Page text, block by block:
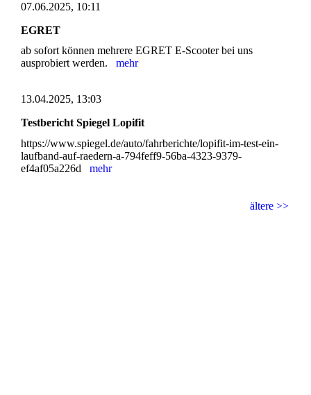
07.06.2025, 10:11
EGRET
ab sofort können mehrere EGRET E-Scooter bei uns
ausprobiert werden. mehr
13.04.2025, 13:03
Testbericht Spiegel Lopifit
https://www.spiegel.de/auto/fahrberichte/lopifit-im-test-ein-
laufband-auf-raedern-a-794feff9-56ba-4323-9379-
ef4af05a226d mehr
ältere >>